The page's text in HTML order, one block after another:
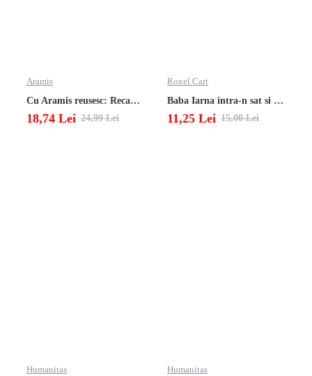
Aramis
Cu Aramis reusesc: Recapitulare si evaluare - Clasa a 4-a (Matematica, Stiinte ale naturii si Educatie civica)
18,74 Lei 24,99 Lei
Roxel Cart
Baba Iarna intra-n sat si alte poezii
11,25 Lei 15,00 Lei
Humanitas
Humanitas